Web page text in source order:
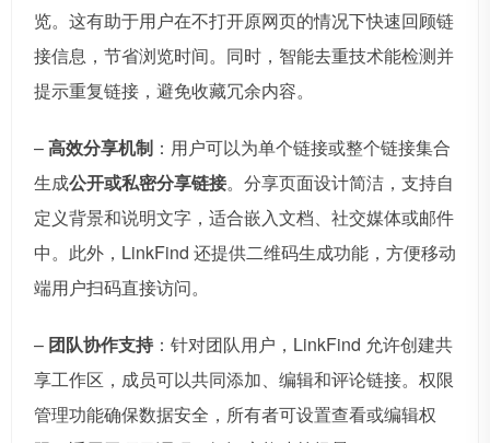
览。这有助于用户在不打开原网页的情况下快速回顾链
接信息，节省浏览时间。同时，智能去重技术能检测并
提示重复链接，避免收藏冗余内容。
–高效分享机制 ：用户可以为单个链接或整个链接集合
生成公开或私密分享链接。分享页面设计简洁，支持自
定义背景和说明文字，适合嵌入文档、社交媒体或邮件
中。此外，LinkFind 还提供二维码生成功能，方便移动
端用户扫码直接访问。
– 团队协作支持 ：针对团队用户，LinkFind 允许创建共
享工作区，成员可以共同添加、编辑和评论链接。权限
管理功能确保数据安全，所有者可设置查看或编辑权